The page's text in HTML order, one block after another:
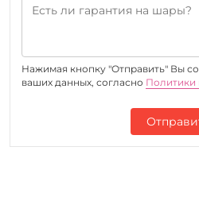
Нажимая кнопку "Отправить" Вы
ваших данных, согласно Политики